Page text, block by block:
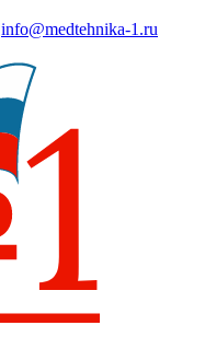
info@medtehnika-1.ru